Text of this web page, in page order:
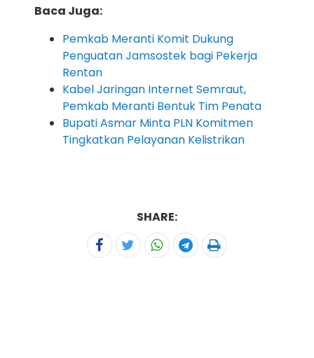
Baca Juga:
Pemkab Meranti Komit Dukung
Penguatan Jamsostek bagi Pekerja
Rentan
Kabel Jaringan Internet Semraut,
Pemkab Meranti Bentuk Tim Penata
Bupati Asmar Minta PLN Komitmen
Tingkatkan Pelayanan Kelistrikan
SHARE: